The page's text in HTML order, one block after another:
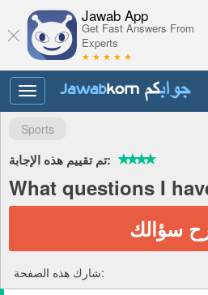
Jawab App
Get Fast Answers From
Experts
★ ★ ★ ★ ★
Toggle
navigation
Sports
تم تقييم هذه الإجابة:
What questions I
سؤالك
شارك هذه الصفحة: